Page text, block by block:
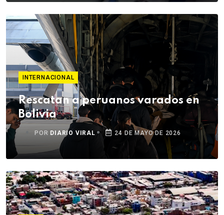
INTERNACIONAL
Rescatan a peruanos varados en
Bolivia
POR DIARIO VIRAL 24 DE MAYO DE 2026